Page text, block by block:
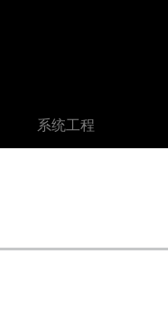
系统工程